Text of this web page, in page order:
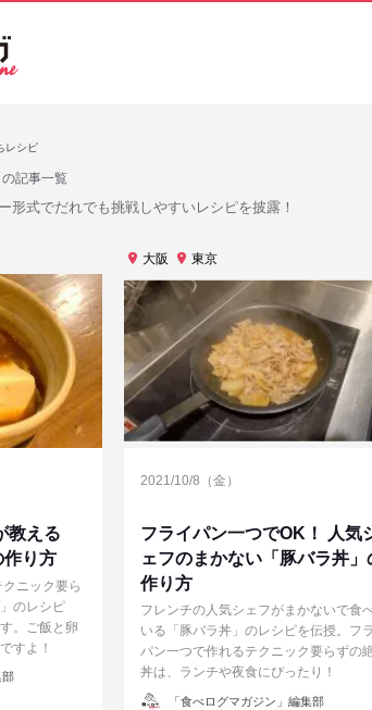
レシピ
の記事一覧
形式でだれでも挑戦しやすいレシピを披露！
教える
作り方
ニック要ら
のレシピ
。ご飯と卵
すよ！
部
大阪 東京
2021/10/8（金）
フライパン一つでOK！ 人気
ェフのまかない「豚バラ丼」
作り方
フレンチの人気シェフがまかないで食
いる「豚バラ丼」のレシピを伝授。フ
パン一つで作れるテクニック要らずの
丼は、ランチや夜食にぴったり！
投「食べログマガジン」編集部